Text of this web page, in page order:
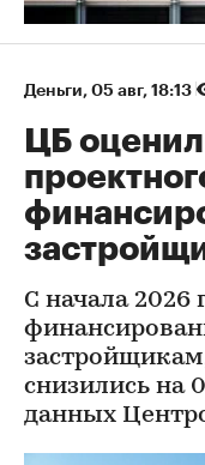
Деньги 05 авг, 18:13
ЦБ
С начала 2026
снизились на
данных